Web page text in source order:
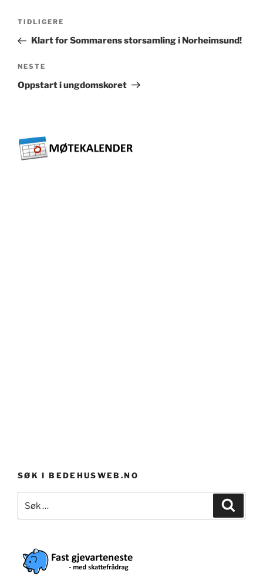
Innleggsnavigasjon
Forrige
innlegg
TIDLIGERE
Klart for Sommarens storsamling i Norheimsund!
Neste
innlegg
NESTE
Oppstart i ungdomskoret
SØK I BEDEHUSWEB.NO
etter: